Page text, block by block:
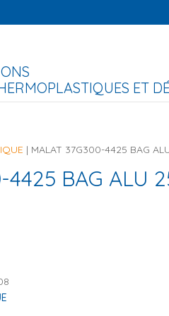
ET
| MALAT 37G300-4425 BAG
4425 BAG ALU